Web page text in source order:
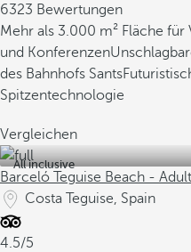
6323 Bewertungen
Mehr als 3.000 m² Fläche für
und Konferenzen
des Bahnhofs Sants
Spitzentechnologie
Vergleichen
All inclusive
Barceló Teguise Beach -
Costa Teguise, Spain
4.5/5